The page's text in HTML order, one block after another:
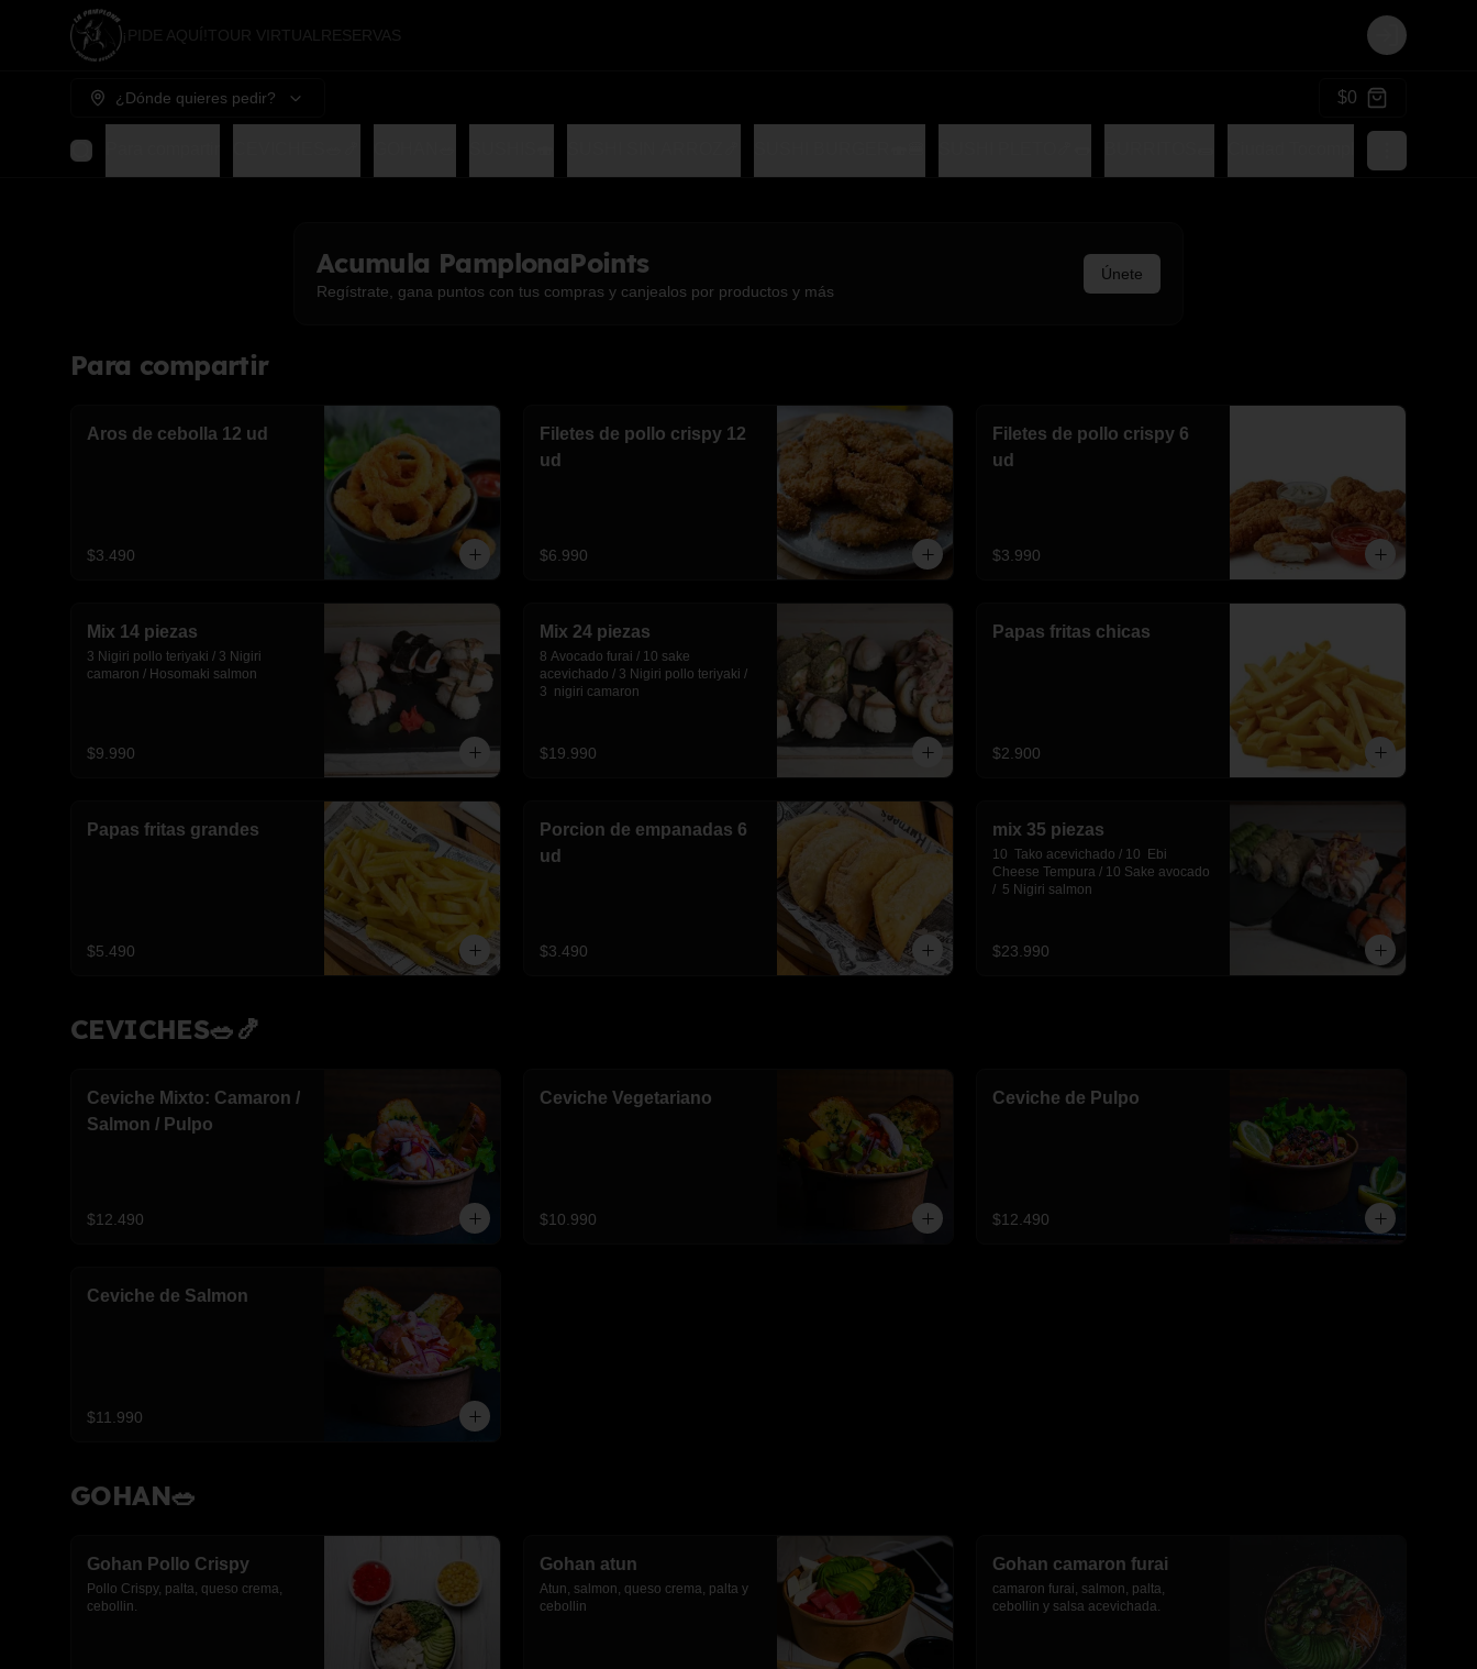
¡PIDE AQUÍ! TOUR VIRTUAL RESERVAS
Login
¿Dónde quieres pedir? $0
Acumula PamplonaPoints
Regístrate, gana puntos con tus compras y canjealos por productos y más
Únete
Para compartir
Aros de cebolla 12 ud
$3.490
Filetes de pollo crispy 12
ud
$6.990
Filetes de pollo crispy 6
ud
$3.990
Mix 14 piezas
3 Nigiri pollo teriyaki / 3 Nigiri
camaron / Hosomaki salmon
$9.990
Mix 24 piezas
8 Avocado furai / 10 sake
acevichado / 3 Nigiri pollo teriyaki /
3  nigiri camaron
$19.990
Papas fritas chicas
$2.900
Papas fritas grandes
$5.490
Porcion de empanadas 6
ud
$3.490
mix 35 piezas
10  Tako acevichado / 10  Ebi
Cheese Tempura / 10 Sake avocado
/  5 Nigiri salmon
$23.990
CEVICHES🥗🍤
Ceviche Mixto: Camaron /
Salmon / Pulpo
$12.490
Ceviche Vegetariano
$10.990
Ceviche de Pulpo
$12.490
Ceviche de Salmon
$11.990
GOHAN🥗
Gohan Pollo Crispy
Pollo Crispy, palta, queso crema,
cebollin.
Gohan atun
Atun, salmon, queso crema, palta y
cebollin
Gohan camaron furai
camaron furai, salmon, palta,
cebollin y salsa acevichada.